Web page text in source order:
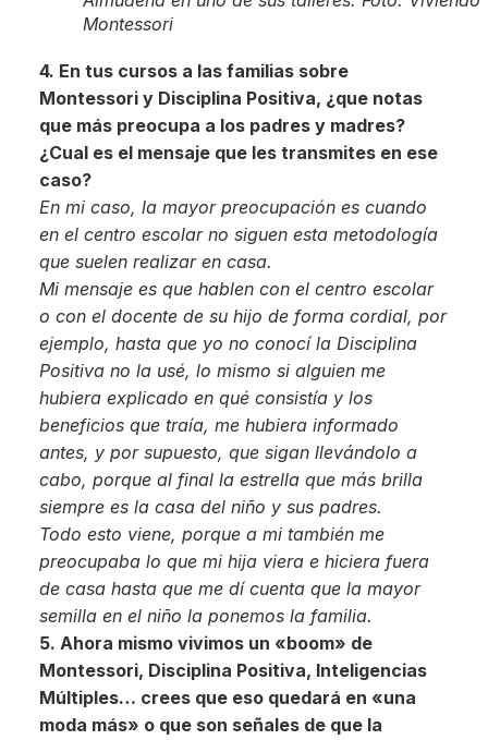
Montessori
4. En tus cursos a las familias sobre
Montessori y Disciplina Positiva, ¿que notas
que más preocupa a los padres y madres?
¿Cual es el mensaje que les transmites en ese
caso?
En mi caso, la mayor preocupación es cuando
en el centro escolar no siguen esta metodología
que suelen realizar en casa.
Mi mensaje es que hablen con el centro escolar
o con el docente de su hijo de forma cordial, por
ejemplo, hasta que yo no conocí la Disciplina
Positiva no la usé, lo mismo si alguien me
hubiera explicado en qué consistía y los
beneficios que traía, me hubiera informado
antes, y por supuesto, que sigan llevándolo a
cabo, porque al final la estrella que más brilla
siempre es la casa del niño y sus padres.
Todo esto viene, porque a mi también me
preocupaba lo que mi hija viera e hiciera fuera
de casa hasta que me dí cuenta que la mayor
semilla en el niño la ponemos la familia.
5. Ahora mismo vivimos un «boom» de
Montessori, Disciplina Positiva, Inteligencias
Múltiples… crees que eso quedará en «una
moda más» o que son señales de que la